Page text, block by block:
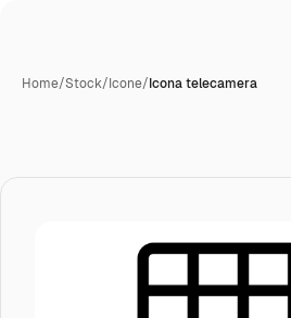
Home/Stock/Icone/Icona telecamera